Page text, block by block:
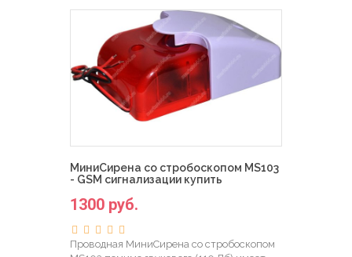
МиниCирена со стробоскопом MS103
- GSM сигнализации купить
1300 руб.
Проводная МиниCирена со стробоскопом